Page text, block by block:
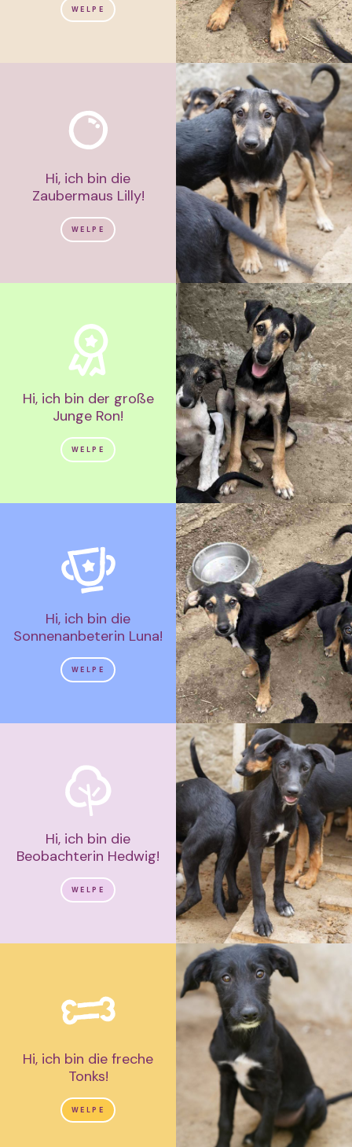
WELPE
Hi, ich bin die
Zaubermaus Lilly!
WELPE
Hi, ich bin der große
Junge Ron!
WELPE
Hi, ich bin die
Sonnenanbeterin Luna!
WELPE
Hi, ich bin die
Beobachterin Hedwig!
WELPE
Hi, ich bin die freche
Tonks!
WELPE